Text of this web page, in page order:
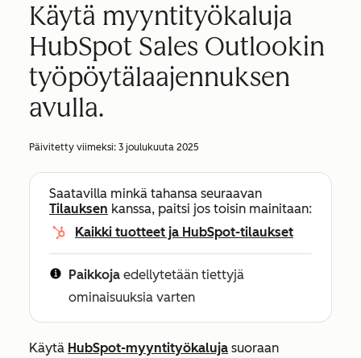
Käytä myyntityökaluja
HubSpot Sales Outlookin
työpöytälaajennuksen
avulla.
Päivitetty viimeksi: 3 joulukuuta 2025
Saatavilla minkä tahansa seuraavan
Tilauksen kanssa, paitsi jos toisin mainitaan:
Kaikki tuotteet ja HubSpot-tilaukset
Paikkoja edellytetään tiettyjä
ominaisuuksia varten
Käytä HubSpot-myyntityökaluja suoraan